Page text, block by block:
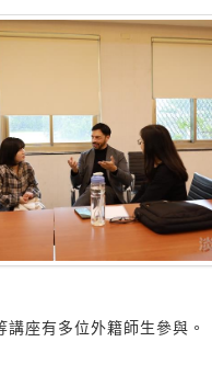
講座有多位外籍師生參與。